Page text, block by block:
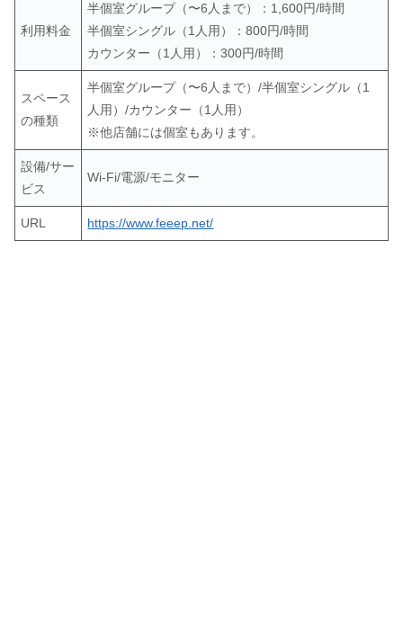
利用料金
半個室グループ（〜6人まで）：1,600円/時間
半個室シングル（1人用）：800円/時間
カウンター（1人用）：300円/時間
スペース
の種類
半個室グループ（〜6人まで）/半個室シングル（1
人用）/カウンター（1人用）
※他店舗には個室もあります。
設備/サー
ビス
Wi-Fi/電源/モニター
URL https://www.feeep.net/